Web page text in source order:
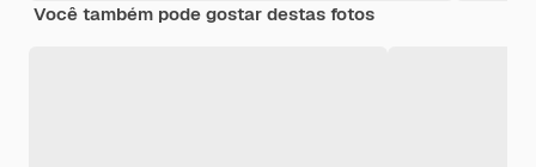
Você também pode gostar destas fotos